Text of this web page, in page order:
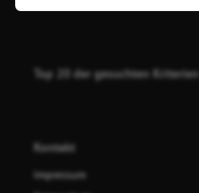
Top 20 der gesuchten Kriterien
Kontakt
Impressum